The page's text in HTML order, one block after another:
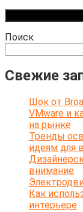
Поиск
Свежие
Шок от
VMware и
на рынке
Тренды
идеям для
внимание
Как
интерьере